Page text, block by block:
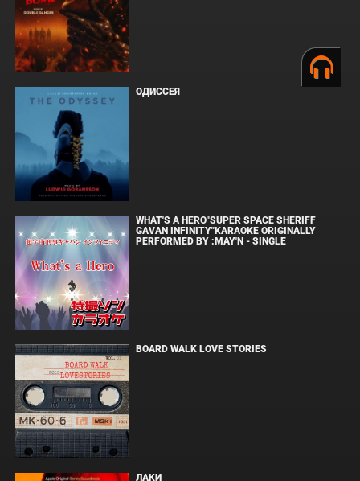
ОДИССЕЯ
WHAT'S A HERO"SUPER SPACE SHERIFF
GAVAN INFINITY"KARAOKE ORIGINALLY
PERFORMED BY :MAY'N - SINGLE
BOARD WALK LOVE STORIES
ЛАКИ